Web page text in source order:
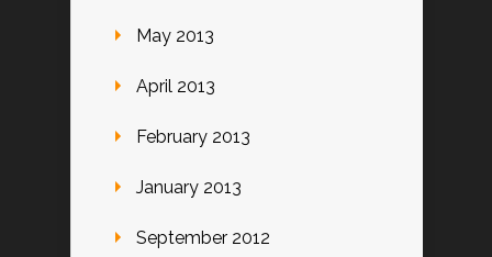
May 2013
April 2013
February 2013
January 2013
September 2012